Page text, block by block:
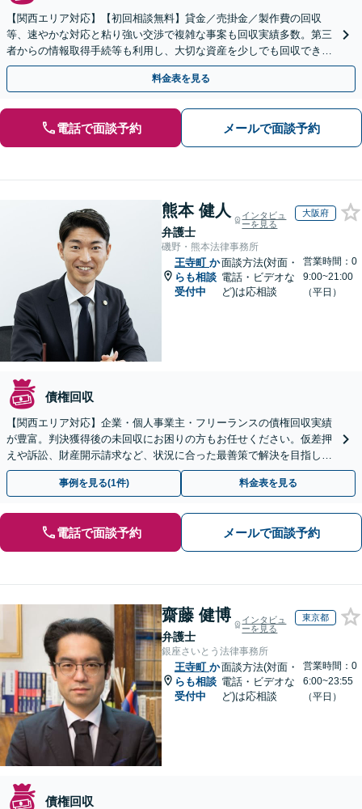
【関西エリア対応】【初回相談無料】貸金／売掛金／製作費の回収
等、速やかな対応と粘り強い交渉で複雑な事案も回収実績多数。第三
者からの情報取得手続等も利用し、大切な資産を少しでも回収できる
よう尽力します【フリーランス・個人事業主のご相談も対応】
料金表を見る
電話で面談予約 メールで面談予約
熊本 健人
弁護士
インタビュ
ーを見る
大阪府
磯野・熊本法律事務所
王寺町 か
らも相談
受付中
面談方法(対面・
電話・ビデオな
ど)は応相談
営業時間：0
9:00~21:00
（平日）
債権回収
【関西エリア対応】企業・個人事業主・フリーランスの債権回収実績
が豊富。判決獲得後の未回収にお困りの方もお任せください。仮差押
えや訴訟、財産開示請求など、状況に合った最善策で解決を目指しま
す【夜間面談可】
事例を見る(1件) 料金表を見る
電話で面談予約 メールで面談予約
齋藤 健博
弁護士
インタビュ
ーを見る
東京都
銀座さいとう法律事務所
王寺町 か
らも相談
受付中
面談方法(対面・
電話・ビデオな
ど)は応相談
営業時間：0
6:00~23:55
（平日）
債権回収